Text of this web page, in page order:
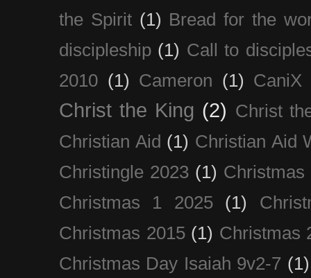
the Spirit (1) Bread for the
discipleship (1) Call to
2010 (1) Cameron (1) CaniX
Christ the King (2) Christ
Christian Aid (1) Christian Aid
Christingle 2023 (1) Christmas
Christmas 1 2025
(1)
Christmas 2015 (1) Christmas
Christmas Day Isaiah 9v2-7 (1)